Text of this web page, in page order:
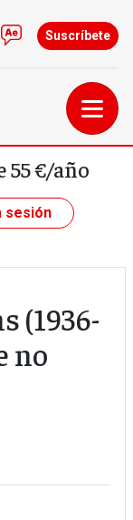
de cuenta de
Iniciar sesión
Contacto
Suscríbete
55 €/año
sesión
(1936-
no